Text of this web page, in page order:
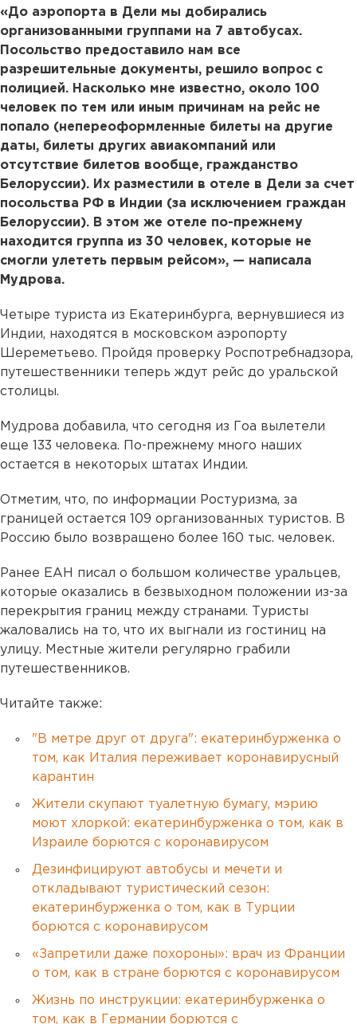
«До аэропорта в Дели мы добирались
организованными группами на 7 автобусах.
Посольство предоставило нам все
разрешительные документы, решило вопрос с
полицией. Насколько мне известно, около 100
человек по тем или иным причинам на рейс не
попало (непереоформленные билеты на другие
даты, билеты других авиакомпаний или
отсутствие билетов вообще, гражданство
Белоруссии). Их разместили в отеле в Дели за счет
посольства РФ в Индии (за исключением граждан
Белоруссии). В этом же отеле по-прежнему
находится группа из 30 человек, которые не
смогли улететь первым рейсом», — написала
Мудрова.
Четыре туриста из Екатеринбурга, вернувшиеся из
Индии, находятся в московском аэропорту
Шереметьево. Пройдя проверку Роспотребнадзора,
путешественники теперь ждут рейс до уральской
столицы.
Мудрова добавила, что сегодня из Гоа вылетели
еще 133 человека. По-прежнему много наших
остается в некоторых штатах Индии.
Отметим, что, по информации Ростуризма, за
границей остается 109 организованных туристов. В
Россию было возвращено более 160 тыс. человек.
Ранее ЕАН писал о большом количестве уральцев,
которые оказались в безвыходном положении из-за
перекрытия границ между странами. Туристы
жаловались на то, что их выгнали из гостиниц на
улицу. Местные жители регулярно грабили
путешественников.
Читайте также:
"В метре друг от друга": екатеринбурженка о
том, как Италия переживает коронавирусный
карантин
Жители скупают туалетную бумагу, мэрию
моют хлоркой: екатеринбурженка о том, как в
Израиле борются с коронавирусом
Дезинфицируют автобусы и мечети и
откладывают туристический сезон:
екатеринбурженка о том, как в Турции
борются с коронавирусом
«Запретили даже похороны»: врач из Франции
о том, как в стране борются с коронавирусом
Жизнь по инструкции: екатеринбурженка о
том, как в Германии борются с